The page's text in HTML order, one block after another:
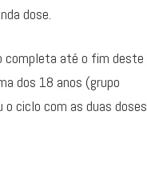
dose.
completa até o fim deste
dos 18 anos (grupo
ciclo com as duas doses